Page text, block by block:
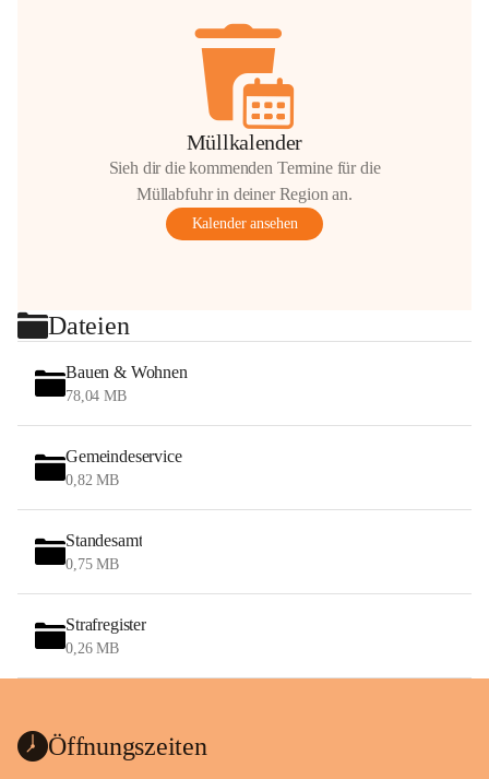
Müllkalender
Sieh dir die kommenden Termine für die
Müllabfuhr in deiner Region an.
Kalender ansehen
Dateien
Bauen & Wohnen
78,04 MB
Gemeindeservice
0,82 MB
Standesamt
0,75 MB
Strafregister
0,26 MB
Öffnungszeiten